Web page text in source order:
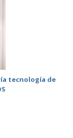
tecnología de